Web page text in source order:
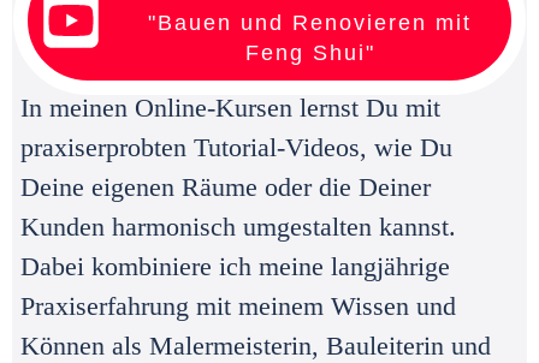
"Bauen und Renovieren mit
Feng Shui"
In meinen Online-Kursen lernst Du mit
praxiserprobten Tutorial-Videos, wie Du
Deine eigenen Räume oder die Deiner
Kunden harmonisch umgestalten kannst.
Dabei kombiniere ich meine langjährige
Praxiserfahrung mit meinem Wissen und
Können als Malermeisterin, Bauleiterin und